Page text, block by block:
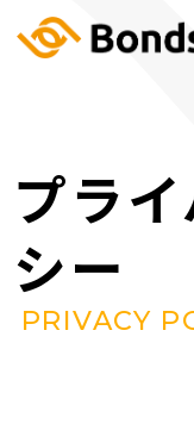
プラ
シー
PRIVACY